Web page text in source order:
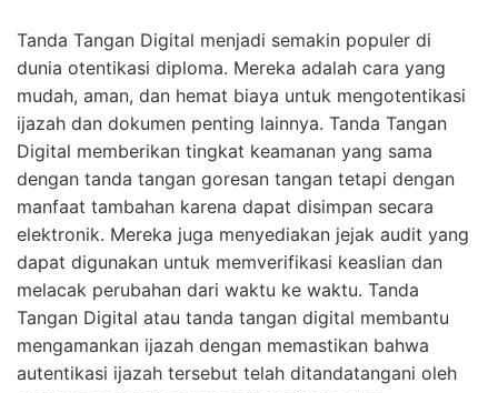
Tanda Tangan Digital menjadi semakin populer di
dunia otentikasi diploma. Mereka adalah cara yang
mudah, aman, dan hemat biaya untuk mengotentikasi
ijazah dan dokumen penting lainnya. Tanda Tangan
Digital memberikan tingkat keamanan yang sama
dengan tanda tangan goresan tangan tetapi dengan
manfaat tambahan karena dapat disimpan secara
elektronik. Mereka juga menyediakan jejak audit yang
dapat digunakan untuk memverifikasi keaslian dan
melacak perubahan dari waktu ke waktu. Tanda
Tangan Digital atau tanda tangan digital membantu
mengamankan ijazah dengan memastikan bahwa
autentikasi ijazah tersebut telah ditandatangani oleh